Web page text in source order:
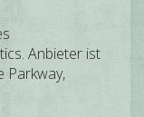
Anbieter ist
Parkway,